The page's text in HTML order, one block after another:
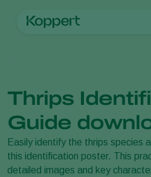
Ziektebestrijding
Bestuiving
Weerbaar telen
Uitzettechnieken
Monitoring & Scouting
Services
Bedekte groenteteelt
Siergewassen
Fruit
Vollegrondsgroenten
Akkerbouwgewassen
Plagen en ziekten
Plagen
Plantenziekten
Over Koppert
Over Koppert
Over Koppert
Nieuws en informatie
Duurzaamheid
Werken bij Koppert
Zoeken
Thrips
Guide
Easily identify the thrips species
this identification poster. This
detailed images and key